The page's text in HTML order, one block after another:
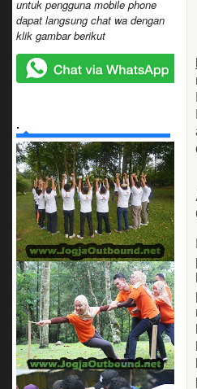
untuk pengguna mobile phone
dapat langsung chat wa dengan
klik gambar berikut
.